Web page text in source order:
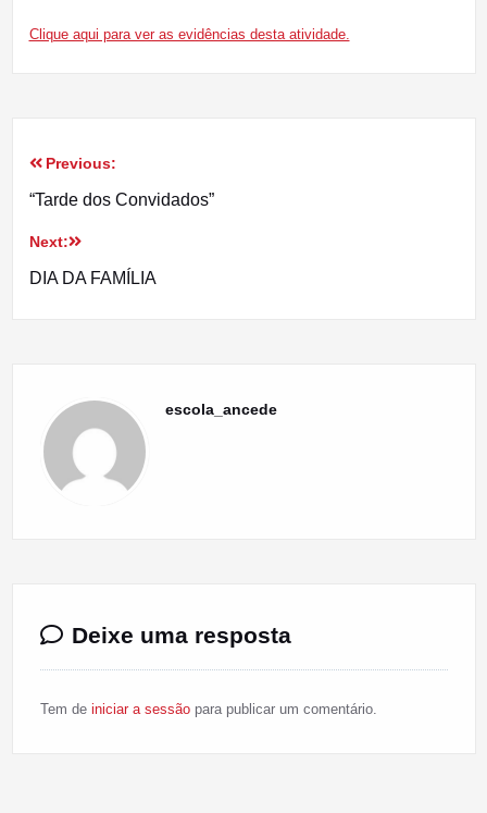
Clique aqui para ver as evidências desta atividade.
Navegação
artigos
Previous:
“Tarde dos Convidados”
Next:
DIA DA FAMÍLIA
escola_ancede
Deixe uma resposta
Tem de iniciar a sessãopara publicar um comentário.